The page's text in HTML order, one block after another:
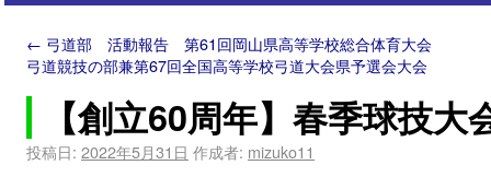
← 弓道部 活動報告 第61回岡山県高等学校総合体育大会
弓道競技の部兼第67回全国高等学校弓道大会県予選会大会
【創立60周年】春季球技
投稿日: 2022年5月31日 作成者: mizuko11